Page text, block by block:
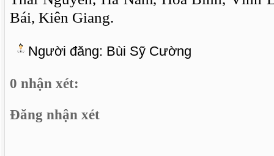
Bái, Kiên Giang.
Người đăng: Bùi Sỹ Cường
0 nhận xét:
Đăng nhận xét